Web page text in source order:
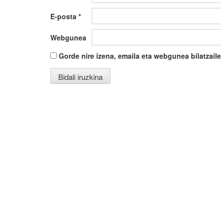
E-posta *
Webgunea
Gorde nire izena, emaila eta webgunea